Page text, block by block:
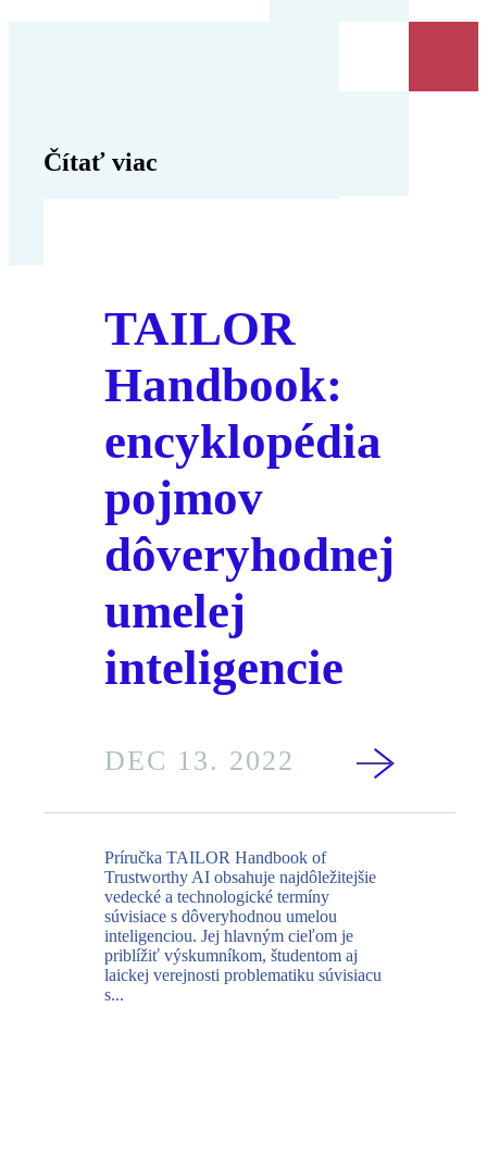
Čítať viac
TAILOR
Handbook:
encyklopédia
pojmov
dôveryhodnej
umelej
inteligencie
DEC 13. 2022
Príručka TAILOR Handbook of
Trustworthy AI obsahuje najdôležitejšie
vedecké a technologické termíny
súvisiace s dôveryhodnou umelou
inteligenciou. Jej hlavným cieľom je
priblížiť výskumníkom, študentom aj
laickej verejnosti problematiku súvisiacu
s...